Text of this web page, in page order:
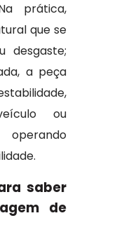
prática,
que se
desgaste;
a peça
ou
operando
saber
de